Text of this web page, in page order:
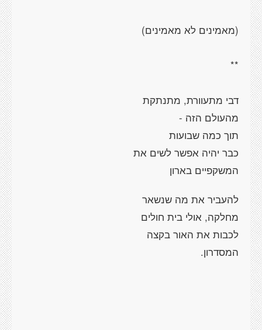
(מאמינים לא מאמינים)
**
דבי מתעוורת, מתנתקת
מהעולם הזה -
תוך כמה שבועות
כבר יהיה אפשר לשים את
המשקפיים בארון
להעביר את מה שנשאר
מחלקה, אולי בית חולים
לכבות את האור בקצה
המסדרון.